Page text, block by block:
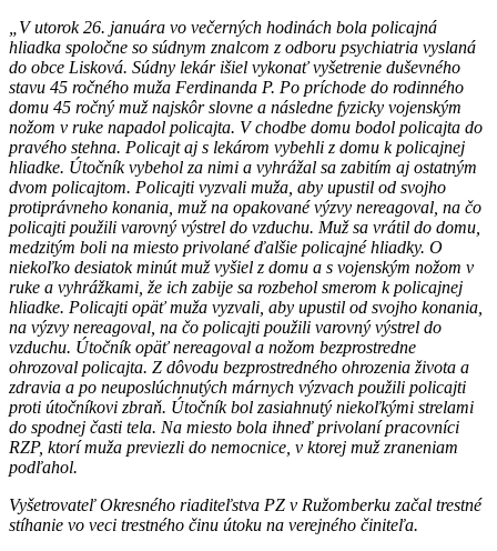
„V utorok 26. januára vo večerných hodinách bola policajná
hliadka spoločne so súdnym znalcom z odboru psychiatria vyslaná
do obce Lisková. Súdny lekár išiel vykonať vyšetrenie duševného
stavu 45 ročného muža Ferdinanda P. Po príchode do rodinného
domu 45 ročný muž najskôr slovne a následne fyzicky vojenským
nožom v ruke napadol policajta. V chodbe domu bodol policajta do
pravého stehna. Policajt aj s lekárom vybehli z domu k policajnej
hliadke. Útočník vybehol za nimi a vyhrážal sa zabitím aj ostatným
dvom policajtom. Policajti vyzvali muža, aby upustil od svojho
protiprávneho konania, muž na opakované výzvy nereagoval, na čo
policajti použili varovný výstrel do vzduchu. Muž sa vrátil do domu,
medzitým boli na miesto privolané ďalšie policajné hliadky. O
niekoľko desiatok minút muž vyšiel z domu a s vojenským nožom v
ruke a vyhrážkami, že ich zabije sa rozbehol smerom k policajnej
hliadke. Policajti opäť muža vyzvali, aby upustil od svojho konania,
na výzvy nereagoval, na čo policajti použili varovný výstrel do
vzduchu. Útočník opäť nereagoval a nožom bezprostredne
ohrozoval policajta. Z dôvodu bezprostredného ohrozenia života a
zdravia a po neuposlúchnutých márnych výzvach použili policajti
proti útočníkovi zbraň. Útočník bol zasiahnutý niekoľkými strelami
do spodnej časti tela. Na miesto bola ihneď privolaní pracovníci
RZP, ktorí muža previezli do nemocnice, v ktorej muž zraneniam
podľahol.
Vyšetrovateľ Okresného riaditeľstva PZ v Ružomberku začal trestné
stíhanie vo veci trestného činu útoku na verejného činiteľa.